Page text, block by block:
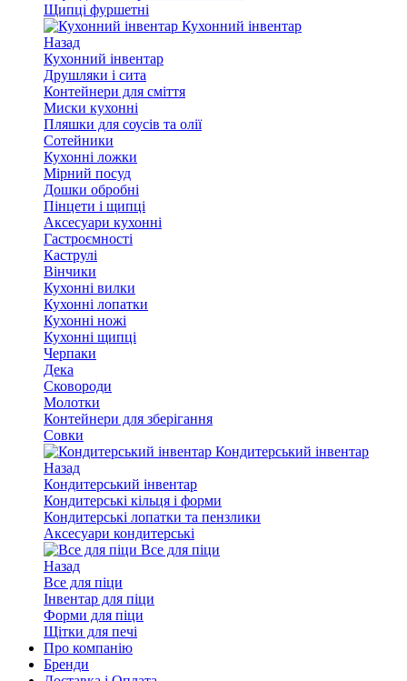
Щипці фуршетні
Кухонний інвентар
Назад
Кухонний інвентар
Друшляки і сита
Контейнери для сміття
Миски кухонні
Пляшки для соусів та олії
Сотейники
Кухонні ложки
Мірний посуд
Дошки обробні
Пінцети і щипці
Аксесуари кухонні
Гастроємності
Каструлі
Вінчики
Кухонні вилки
Кухонні лопатки
Кухонні ножі
Кухонні щипці
Черпаки
Дека
Сковороди
Молотки
Контейнери для зберігання
Совки
Кондитерський інвентар
Назад
Кондитерський інвентар
Кондитерські кільця і форми
Кондитерські лопатки та пензлики
Аксесуари кондитерські
Все для піци
Назад
Все для піци
Інвентар для піци
Форми для піци
Щітки для печі
Про компанію
Бренди